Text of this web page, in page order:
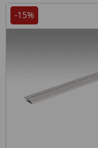
-15%